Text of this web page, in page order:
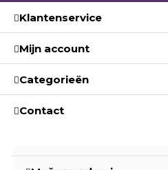
Klantenservice
Mijn account
Categorieën
Contact